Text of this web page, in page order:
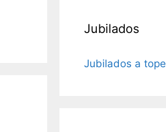
Jubilados
Jubilados a tope